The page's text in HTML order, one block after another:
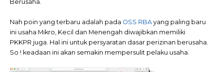
Berusaha.
Nah poin yang terbaru adalah pada OSS RBA yang paling baru
ini usaha Mikro, Kecil dan Menengah diwajibkan memiliki
PKKPR juga. Hal ini untuk persyaratan dasar perizinan berusaha.
So ! keadaan ini akan semakin mempersulit pelaku usaha.